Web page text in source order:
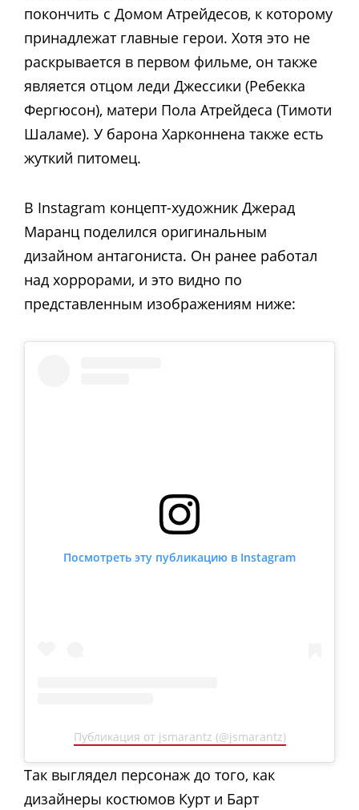
покончить с Домом Атрейдесов, к которому
принадлежат главные герои. Хотя это не
раскрывается в первом фильме, он также
является отцом леди Джессики (Ребекка
Фергюсон), матери Пола Атрейдеса (Тимоти
Шаламе). У барона Харконнена также есть
жуткий питомец.
В Instagram концепт-художник Джерад
Маранц поделился оригинальным
дизайном антагониста. Он ранее работал
над хоррорами, и это видно по
представленным изображениям ниже:
Посмотреть эту публикацию в Instagram
Публикация от jsmarantz (@jsmarantz)
Так выглядел персонаж до того, как
дизайнеры костюмов Курт и Барт